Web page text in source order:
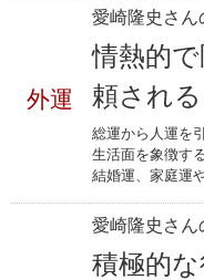
外運
愛崎隆史さん
情熱的
頼される
総運から人運を
生活面を象徴す
結婚運、家庭運
愛崎隆史さん
積極的